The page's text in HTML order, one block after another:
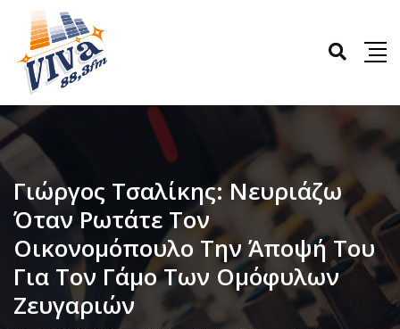
Γιώργος Τσαλίκης: Νευριάζω
Όταν Ρωτάτε Τον
Οικονομόπουλο Την Άποψή Του
Για Τον Γάμο Των Ομόφυλων
Ζευγαριών